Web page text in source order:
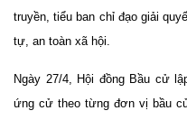
truyền, tiểu ban chỉ đạo giải
tự, an toàn xã hội.
Ngày 27/4, Hội đồng Bầu cử
ứng cử theo từng đơn vị bầu